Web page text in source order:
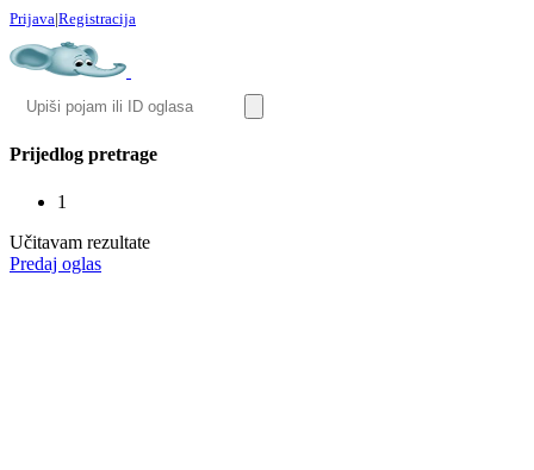
Prijava|Registracija
Prijedlog pretrage
1
Učitavam rezultate
Predaj oglas